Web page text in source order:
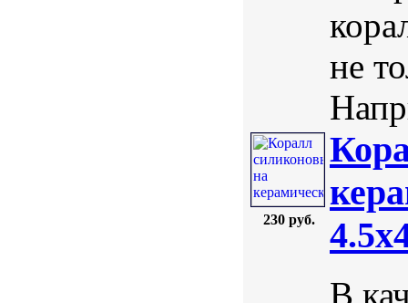
не
230 руб.
В